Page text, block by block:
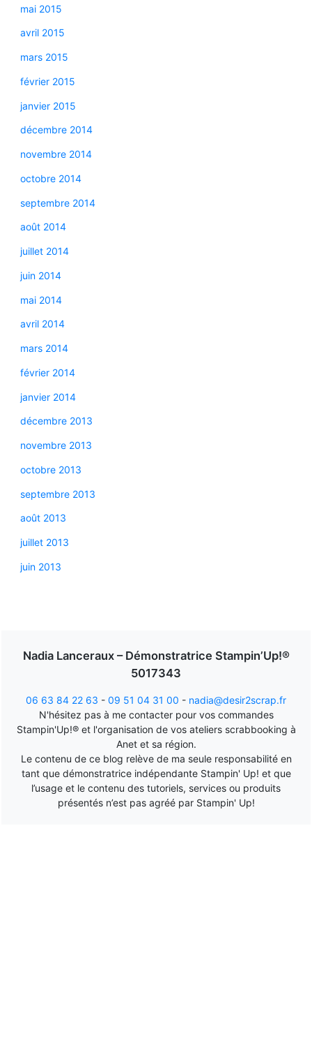
mai 2015
avril 2015
mars 2015
février 2015
janvier 2015
décembre 2014
novembre 2014
octobre 2014
septembre 2014
août 2014
juillet 2014
juin 2014
mai 2014
avril 2014
mars 2014
février 2014
janvier 2014
décembre 2013
novembre 2013
octobre 2013
septembre 2013
août 2013
juillet 2013
juin 2013
Nadia Lanceraux – Démonstratrice Stampin’Up!®
5017343
06 63 84 22 63 - 09 51 04 31 00 - nadia@desir2scrap.fr
N'hésitez pas à me contacter pour vos commandes
Stampin'Up!® et l'organisation de vos ateliers scrabbooking à
Anet et sa région.
Le contenu de ce blog relève de ma seule responsabilité en
tant que démonstratrice indépendante Stampin' Up! et que
l’usage et le contenu des tutoriels, services ou produits
présentés n’est pas agréé par Stampin' Up!